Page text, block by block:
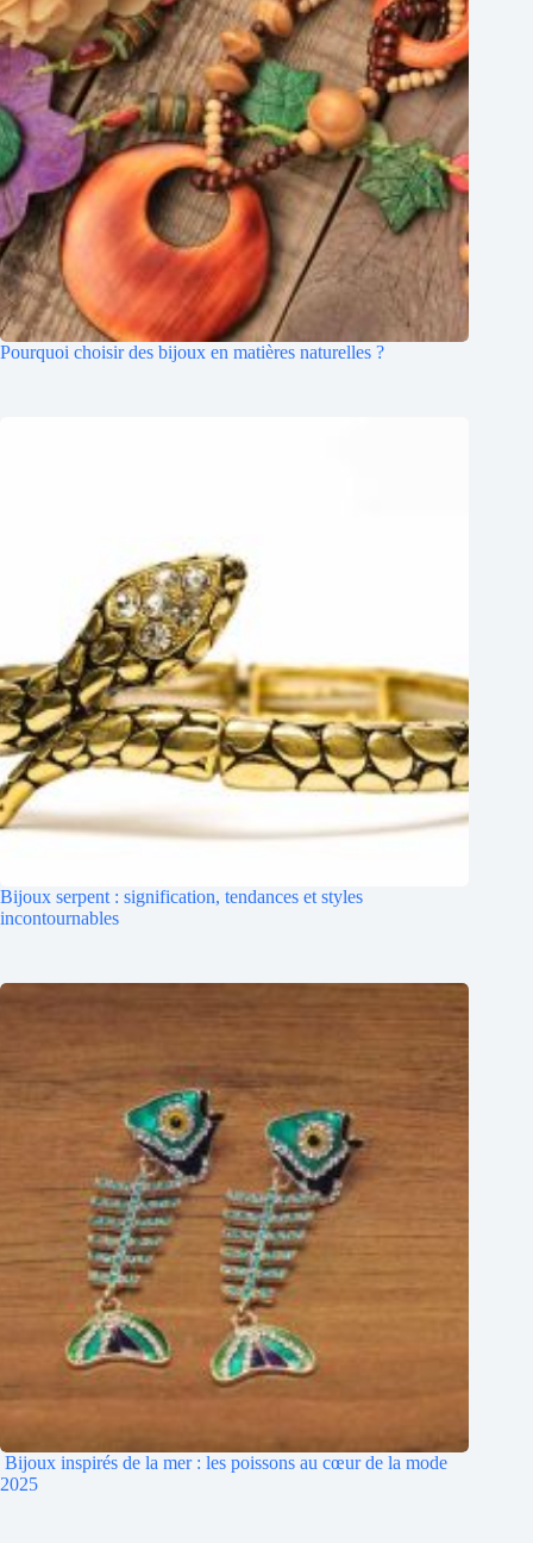
Pourquoi choisir des bijoux en matières naturelles ?
Bijoux serpent : signification, tendances et styles
incontournables
Bijoux inspirés de la mer : les poissons au cœur de la mode
2025